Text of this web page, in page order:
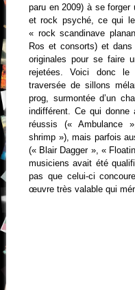
paru en 2009) à se
et rock psyché, ce qui
« rock scandinave
Ros et consorts) et
originales pour se faire
rejetées. Voici donc
traversée de sillons
prog, surmontée d’un
indifférent. Ce qui donne
réussis («
shrimp »), mais parfois
(« Blair Dagger », «
musiciens avait été
pas que celui-ci
œuvre très valable qui